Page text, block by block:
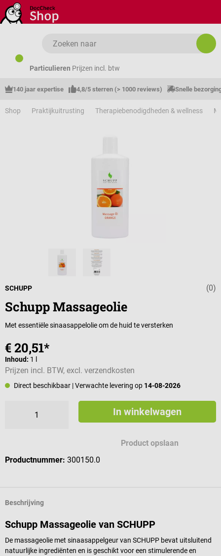
Ga naar de hoofdinhoud
Particulieren Prijzen incl. btw
140 jaar expertise 4,8/5 sterren (> 1000 reviews) Snelle
Shop Praktijkuitrusting Therapiebenodigdheden & wellness
Gemiddelde
(0)
SCHUPP
Schupp Massageolie
Met essentiële sinaasappelolie om de huid te versterken
€ 20,51*
Inhoud: 1 l
Prijzen incl. BTW, excl. verzendkosten
Direct beschikbaar | Verwachte levering op 14-08-2026
In winkelwagen
Product opslaan
Productnummer: 300150.0
Beschrijving
Schupp Massageolie van SCHUPP
De massageolie met sinaasappelgeur van SCHUPP bevat uitsluitend
natuurlijke ingrediënten en is geschikt voor een stimulerende en